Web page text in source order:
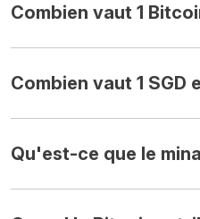
Combien vaut 1
Combien vaut 1 SGD
Qu'est-ce que le